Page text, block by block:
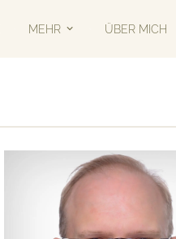
MEHR ÜBER MICH